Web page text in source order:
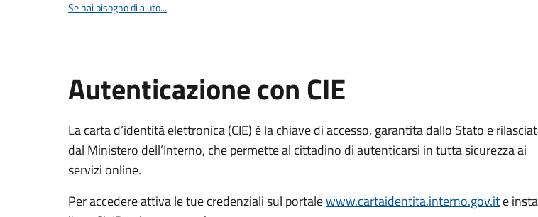
Se hai bisogno di aiuto...
Autenticazione con CIE
La carta d’identità elettronica (CIE) è la chiave di accesso, garantita dallo Stato e
dal Ministero dell’Interno, che permette al cittadino di autenticarsi in tutta sicurezza ai
servizi online.
Per accedere attiva le tue credenziali sul portalewww.cartaidentita.interno.gov.ite